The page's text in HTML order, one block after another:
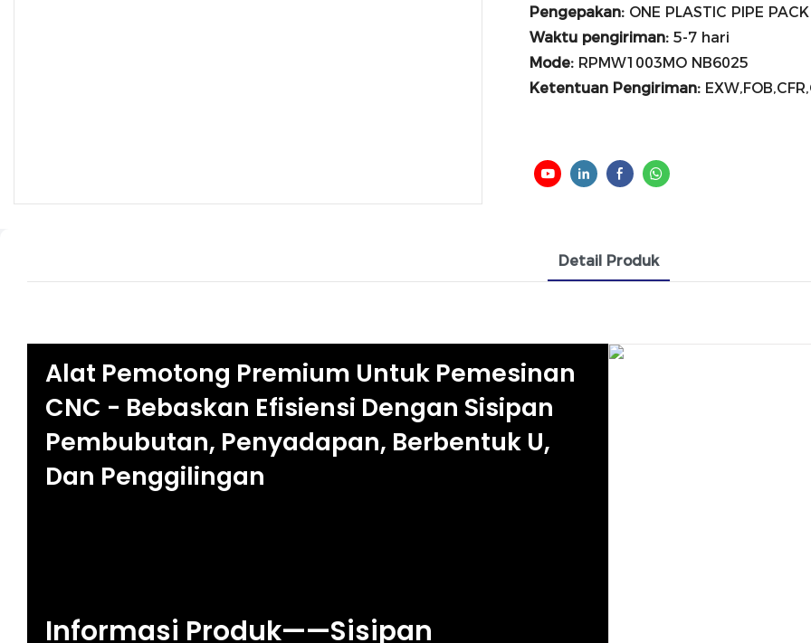
Pengepakan: ONE PLASTIC PIPE
Waktu pengiriman: 5-7 hari
Mode: RPMW1003MO NB6025
Ketentuan Pengiriman:
Detail Produk
Alat Pemotong Premium Untuk Pemesinan
CNC - Bebaskan Efisiensi Dengan Sisipan
Pembubutan, Penyadapan, Berbentuk U,
Dan Penggilingan
Informasi Produk——Sisipan